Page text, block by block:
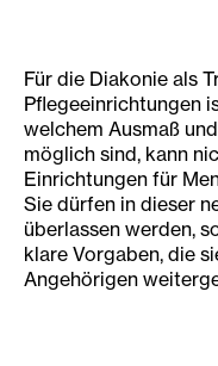
Für die Diakonie als
Pflegeeinrichtungen
welchem Ausmaß
möglich sind, kann
Einrichtungen für
Sie dürfen in dieser
überlassen werden,
klare Vorgaben, die
Angehörigen